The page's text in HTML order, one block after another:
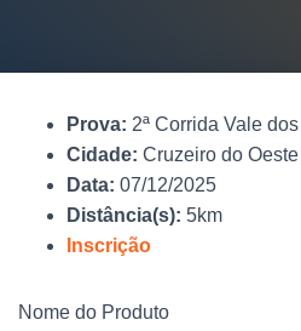
Prova: 2ª Corrida Vale
Cidade: Cruzeiro do Oeste
Data: 07/12/2025
Distância(s): 5km
Inscrição
Nome do Produto